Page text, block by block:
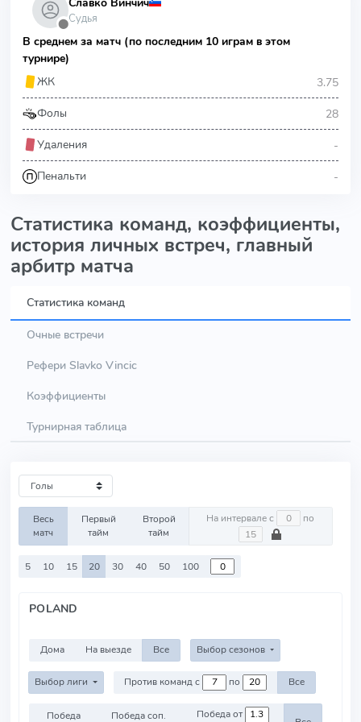
⬤Судья
В среднем за матч (по последним 10 играм в этом
турнире)
ЖК
3.75
Фолы 28
Удаления -
Пенальти -
Статистика команд, коэффициенты,
история личных встреч, главный
арбитр матча
Статистика команд
Очные встречи
Рефери Slavko Vincic
Коэффициенты
Турнирная таблица
Весь
матч
Первый
тайм
Второй
тайм
На интервале с по
5 10 15 20 30 40 50 100
POLAND
Дома На выезде Все Выбор сезонов
Выбор лиги Против команд с по Все
Победа Победа соп. Победа от